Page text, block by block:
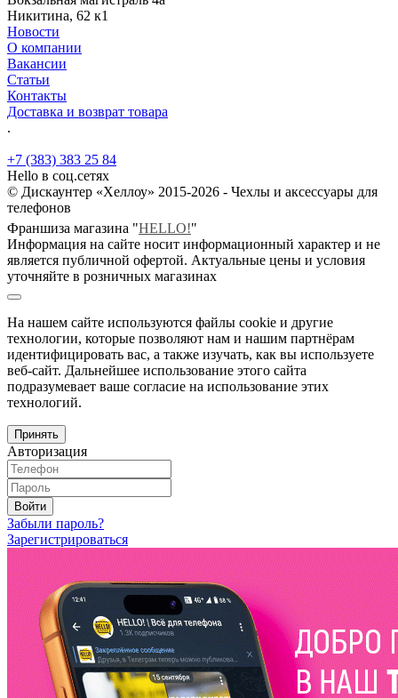
Никитина, 62 к1
Новости
О компании
Вакансии
Статьи
Контакты
Доставка и возврат товара
.
+7 (383) 383 25 84
Hello в соц.сетях
© Дискаунтер «Хеллоу» 2015-2026 - Чехлы и аксессуары для
телефонов
Франшиза магазина "HELLO!"
Информация на сайте носит информационный характер и не
является публичной офертой. Актуальные цены и условия
уточняйте в розничных магазинах
На нашем сайте используются файлы cookie и другие
технологии, которые позволяют нам и нашим партнёрам
идентифицировать вас, а также изучать, как вы используете
веб-сайт. Дальнейшее использование этого сайта
подразумевает ваше согласие на использование этих
технологий.
Принять
Авторизация
Войти
Забыли пароль?
Зарегистрироваться